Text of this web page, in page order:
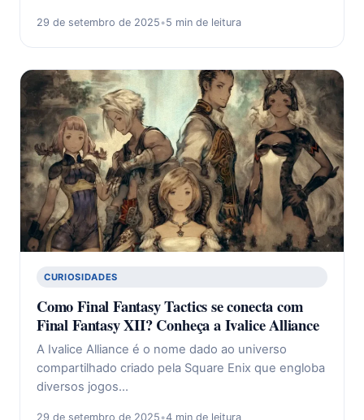
29 de setembro de 2025•5 min de leitura
CURIOSIDADES
Como Final Fantasy Tactics se conecta com
Final Fantasy XII? Conheça a Ivalice Alliance
A Ivalice Alliance é o nome dado ao universo
compartilhado criado pela Square Enix que engloba
diversos jogos…
29 de setembro de 2025•4 min de leitura